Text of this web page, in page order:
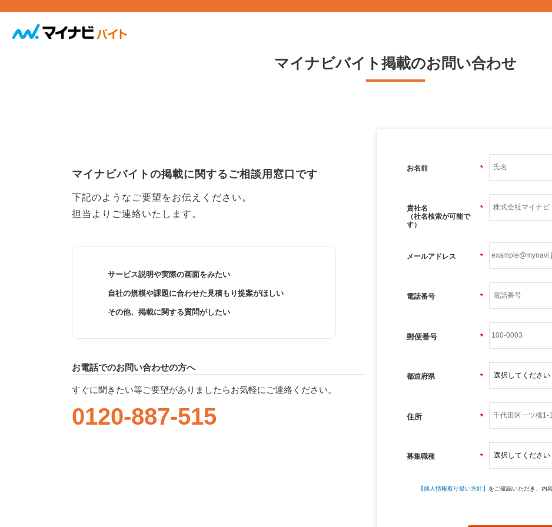
マイナビバイト掲載のお問い合わせ
マイナビバイトの掲載に関するご相談用窓口です
下記のようなご要望をお伝えください。
担当よりご連絡いたします。
サービス説明や実際の画面をみたい
自社の規模や課題に合わせた見積もり提案がほしい
その他、掲載に関する質問がしたい
お電話でのお問い合わせの方へ
すぐに聞きたい等ご要望がありましたらお気軽にご連絡ください。
0120-887-515
*
お名前
*
貴社名
（社名検索が可能で
す）
*
メールアドレス
*
電話番号
*
郵便番号
*
都道府県
*
住所
*
募集職種
【個人情報取り扱い方針】 をご確認いただき、内